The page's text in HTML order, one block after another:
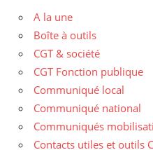
A la une
Boîte à outils
CGT & société
CGT Fonction publique
Communiqué local
Communiqué national
Communiqués
Contacts utiles et outils